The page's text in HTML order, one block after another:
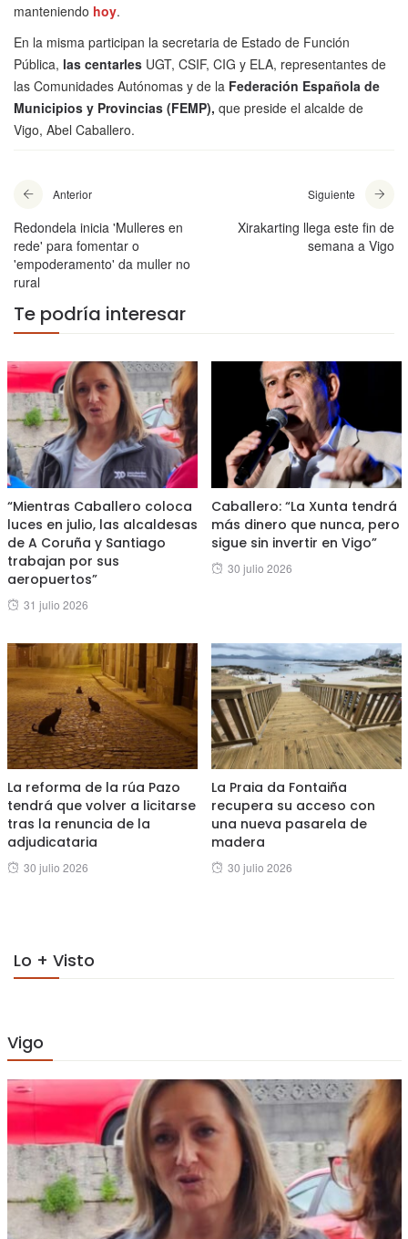
manteniendo hoy.
En la misma participan la secretaria de Estado de Función
Pública, las centarles UGT, CSIF, CIG y ELA, representantes de
las Comunidades Autónomas y de la Federación Española de
Municipios y Provincias (FEMP), que preside el alcalde de
Vigo, Abel Caballero.
Anterior
Redondela inicia 'Mulleres en
rede' para fomentar o
'empoderamento' da muller no
rural
Siguiente
Xirakarting llega este fin de
semana a Vigo
Te podría interesar
“Mientras Caballero coloca
luces en julio, las alcaldesas
de A Coruña y Santiago
trabajan por sus
aeropuertos”
Posted
31 julio 2026
Caballero: “La Xunta tendrá
más dinero que nunca, pero
sigue sin invertir en Vigo”
Posted
30 julio 2026
La reforma de la rúa Pazo
tendrá que volver a licitarse
tras la renuncia de la
adjudicataria
Posted
30 julio 2026
La Praia da Fontaiña
recupera su acceso con
una nueva pasarela de
madera
Posted
30 julio 2026
Lo + Visto
Vigo